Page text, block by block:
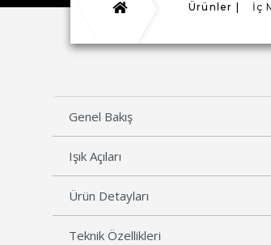
Ürünler | İç
Genel Bakış
Işık Açıları
Ürün Detayları
Teknik Özellikleri